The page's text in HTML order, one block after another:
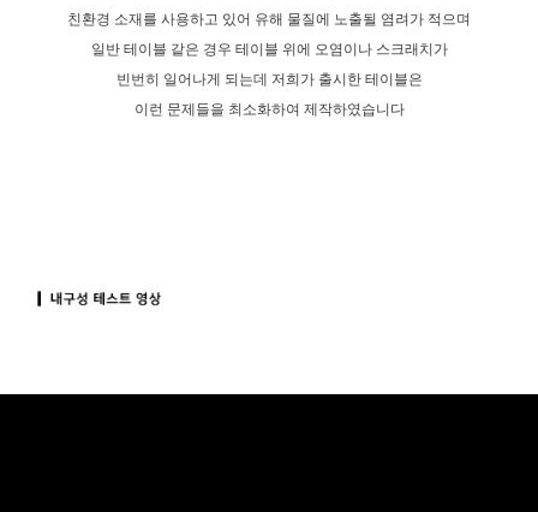
친환경 소재를 사용하고 있어 유해 물질에 노출될 염려가 적으며
일반 테이블 같은 경우 테이블 위에 오염이나 스크래치가
빈번히 일어나게 되는데 저희가 출시한 테이블은
이런 문제들을 최소화하여 제작하였습니다